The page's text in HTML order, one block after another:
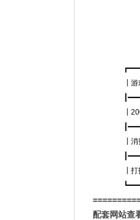
┃Ps3:装
┃Ps4:所
┃游戏玩法
┃200级后
┃消费低
┃打打怪 回
配套网站查